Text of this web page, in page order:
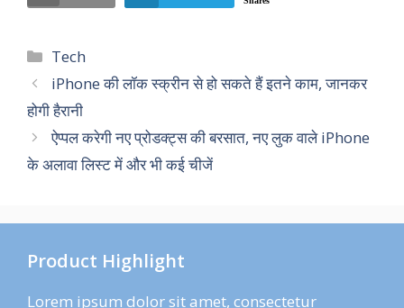
Categories
Tech
iPhone की लॉक स्क्रीन से हो सकते हैं इतने काम, जानकर
होगी हैरानी
ऐप्पल करेगी नए प्रोडक्ट्स की बरसात, नए लुक वाले iPhone
के अलावा लिस्ट में और भी कई चीजें
Product Highlight
Lorem ipsum dolor sit amet, consectetur